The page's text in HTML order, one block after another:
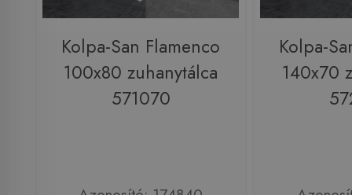
Kolpa-San Flamenco
100x80 zuhanytálca
571070
Kolpa-
140x70